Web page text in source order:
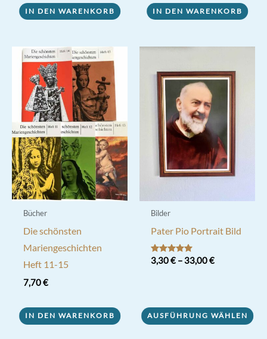
IN DEN WARENKORB IN DEN WARENKORB
Bücher
Die schönsten
Mariengeschichten
Heft 11-15
7,70€
IN DEN WARENKORB
Bilder
Pater Pio Portrait Bild
Bewertet mit
5.00
3,30€– 33,00€
AUSFÜHRUNG WÄHLEN
weist